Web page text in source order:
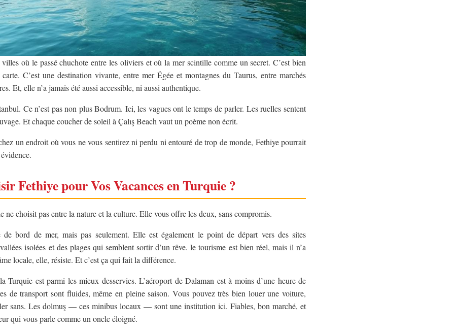
villes où le passé chuchote entre les oliviers et où la mer scintille comme un secret. C’est bien
C’est une destination vivante, entre mer Égée et montagnes du Taurus, entre marchés
Et, elle n’a jamais été aussi accessible, ni aussi authentique.
Ce n’est pas non plus Bodrum. Ici, les vagues ont le temps de parler. Les ruelles sentent
Et chaque coucher de soleil à Çalış Beach vaut un poème non écrit.
un endroit où vous ne vous sentirez ni perdu ni entouré de trop de monde, Fethiye pourrait
Fethiye pour Vos Vacances en Turquie ?
ne choisit pas entre la nature et la culture. Elle vous offre les deux, sans compromis.
de bord de mer, mais pas seulement. Elle est également le point de départ vers des sites
isolées et des plages qui semblent sortir d’un rêve. le tourisme est bien réel, mais il n’a
locale, elle, résiste. Et c’est ça qui fait la différence.
Turquie est parmi les mieux desservies. L’aéroport de Dalaman est à moins d’une heure de
de transport sont fluides, même en pleine saison. Vous pouvez très bien louer une voiture,
sans. Les dolmuş — ces minibus locaux — sont une institution ici. Fiables, bon marché, et
qui vous parle comme un oncle éloigné.